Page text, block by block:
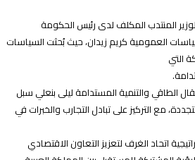
المنتدب المكلف لدى رئيس الحكومة
العمومية كريم زيدان، حيث بُحثت السياسات
الطاقي والتنمية المستدامة ليلى بنعلي سبل
مع التركيز على تبادل التجارب والخبرات في
اتحاد الغرف لتعزيز التعاون الاقتصادي